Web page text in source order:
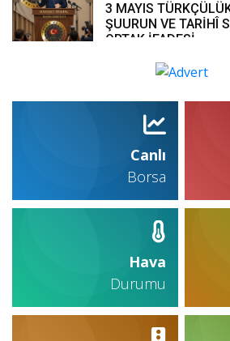
3 MAYIS
ŞUURUN VE TARİHÎ
ORTAK İFADESİ
Canlı
Borsa
Hava
Durumu